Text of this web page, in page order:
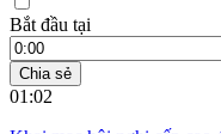
Bắt đầu tại
Chia sẻ
01:02